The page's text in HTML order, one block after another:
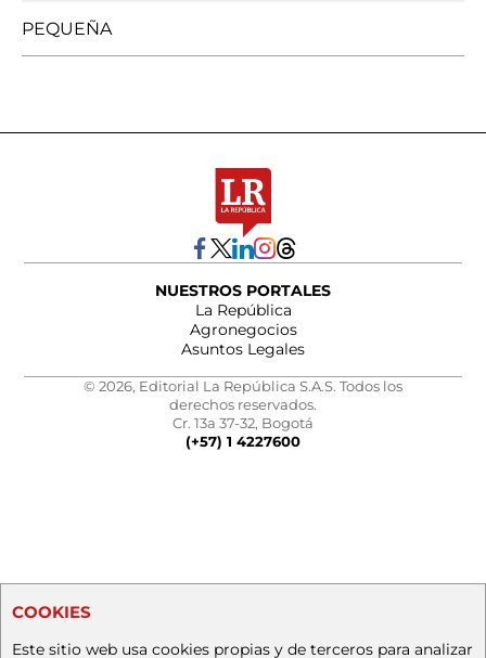
PEQUEÑA
NUESTROS PORTALES
La República
Agronegocios
Asuntos Legales
© 2026, Editorial La República S.A.S. Todos los
derechos reservados.
Cr. 13a 37-32, Bogotá
(+57) 1 4227600
COOKIES
Este sitio web usa cookies propias y de terceros para analizar